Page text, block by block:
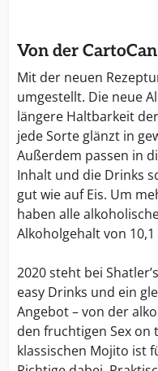
Von der
Mit der neuen
umgestellt. Die neue
längere Haltbarkeit
jede Sorte glänzt in
Außerdem passen in
Inhalt und die Drinks
gut wie auf Eis. Um
haben alle
Alkoholgehalt von
2020 steht bei
easy Drinks und ein
Angebot – von der
den fruchtigen Sex on
klassischen Mojito ist